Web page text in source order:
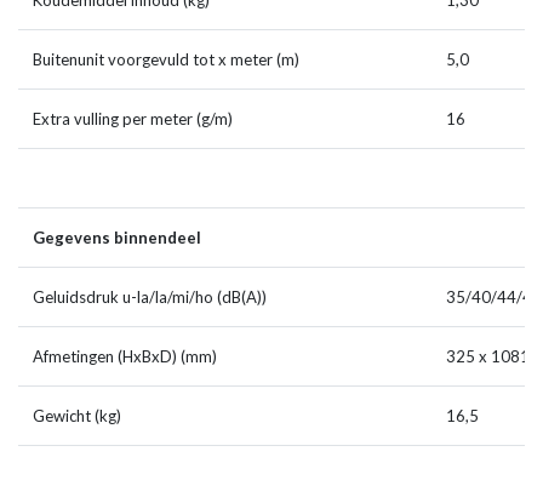
Buitenunit voorgevuld tot x meter (m) 5,0
Extra vulling per meter (g/m) 16
Gegevens binnendeel
Geluidsdruk u-la/la/mi/ho (dB(A)) 35/40/44/48
Afmetingen (HxBxD) (mm) 325 x 1081
Gewicht (kg) 16,5